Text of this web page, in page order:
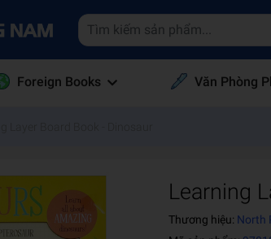
Foreign Books Văn Phòng
Learning
Thương hiệu: North